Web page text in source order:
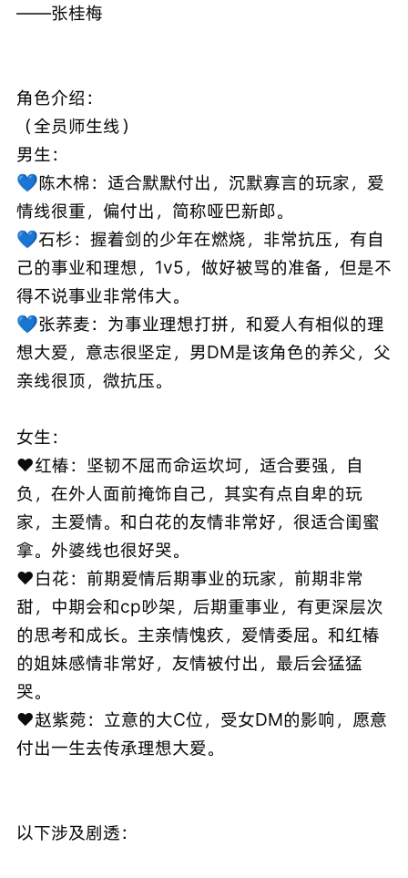
——张桂梅
角色介绍：
（全员师生线）
男生：
💙陈木棉：适合默默付出，沉默寡言的玩家，爱
情线很重，偏付出，简称哑巴新郎。
💙石杉：握着剑的少年在燃烧，非常抗压，有自
己的事业和理想，1v5，做好被骂的准备，但是不
得不说事业非常伟大。
💙张荞麦：为事业理想打拼，和爱人有相似的理
想大爱，意志很坚定，男DM是该角色的养父，父
亲线很顶，微抗压。
女生：
❤️红椿：坚韧不屈而命运坎坷，适合要强，自
负，在外人面前掩饰自己，其实有点自卑的玩
家，主爱情。和白花的友情非常好，很适合闺蜜
拿。外婆线也很好哭。
❤️白花：前期爱情后期事业的玩家，前期非常
甜，中期会和cp吵架，后期重事业，有更深层次
的思考和成长。主亲情愧疚，爱情委屈。和红椿
的姐妹感情非常好，友情被付出，最后会猛猛
哭。
❤️赵紫菀：立意的大C位，受女DM的影响，愿意
付出一生去传承理想大爱。
以下涉及剧透：